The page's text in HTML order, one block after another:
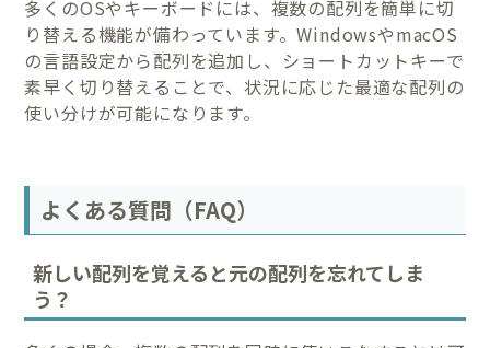
多くのOSやキーボードには、複数の配列を簡単に切
り替える機能が備わっています。WindowsやmacOS
の言語設定から配列を追加し、ショートカットキーで
素早く切り替えることで、状況に応じた最適な配列の
使い分けが可能になります。
よくある質問（FAQ）
新しい配列を覚えると元の配列を忘れてしま
う？